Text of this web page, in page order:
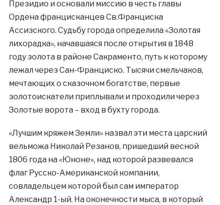
Президио и основали миссию в честь главы
Ордена францисканцев Св.Франциска
Ассизского. Судьбу города определила «Золотая
лихорадка», начавшаяся после открытия в 1848
году золота в районе Сакраменто, путь к которому
лежал через Сан-Франциско. Тысячи смельчаков,
мечтающих о сказочном богатстве, первые
золотоискатели приплывали и проходили через
Золотые ворота – вход в бухту города.
«Лучшим кряжем Земли» назвал эти места царский
вельможа Николай Резанов, пришедший весной
1806 года на «Юноне», над которой развевался
флаг Русско-Американской компании,
совладельцем которой был сам император
Александр 1-ый. На оконечности мыса, в который